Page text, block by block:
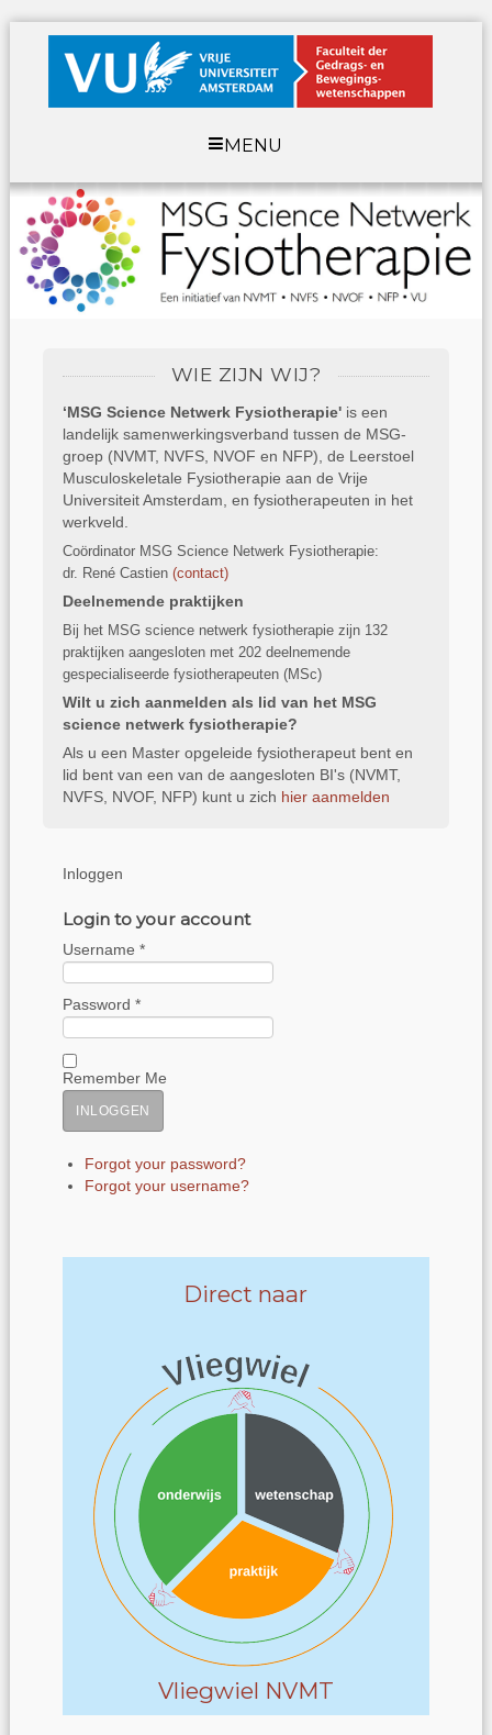
MENU
WIE ZIJN WIJ?
‘MSG Science Netwerk Fysiotherapie'is een
landelijk samenwerkingsverband tussen de MSG-
groep (NVMT, NVFS, NVOF en NFP), de Leerstoel
Musculoskeletale Fysiotherapie aan de Vrije
Universiteit Amsterdam, en fysiotherapeuten in het
werkveld.
Coördinator MSG Science Netwerk Fysiotherapie:
dr. René Castien (contact)
Deelnemende praktijken
Bij het MSG science netwerk fysiotherapie zijn 132
praktijken aangesloten met 202 deelnemende
gespecialiseerde fysiotherapeuten (MSc)
Wilt u zich aanmelden als lid van het MSG
science netwerk fysiotherapie?
Als u een Master opgeleide fysiotherapeut bent en
lid bent van een van de aangesloten BI's (NVMT,
NVFS, NVOF, NFP) kunt u zich hier aanmelden
Inloggen
Login to your account
Username *
Password *
Remember Me
Forgot your password?
Forgot your username?
Direct naar
Vliegwiel NVMT